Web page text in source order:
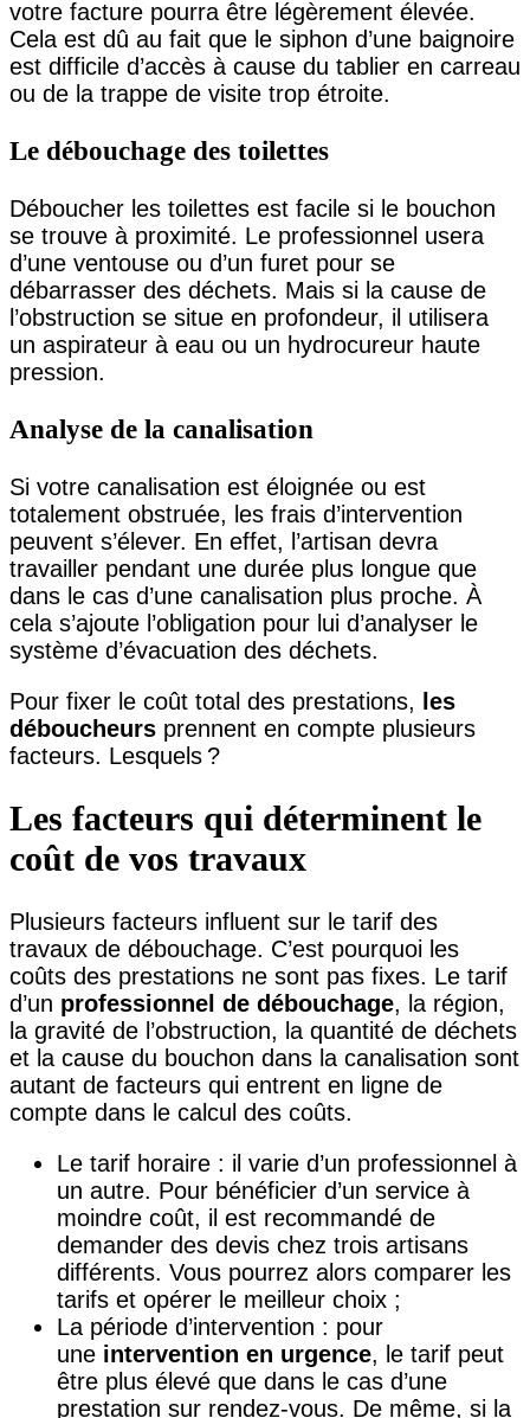
votre facture pourra être légèrement élevée.
Cela est dû au fait que le siphon d’une baignoire
est difficile d’accès à cause du tablier en carreau
ou de la trappe de visite trop étroite.
Le débouchage des toilettes
Déboucher les toilettes est facile si le bouchon
se trouve à proximité. Le professionnel usera
d’une ventouse ou d’un furet pour se
débarrasser des déchets. Mais si la cause de
l’obstruction se situe en profondeur, il utilisera
un aspirateur à eau ou un hydrocureur haute
pression.
Analyse de la canalisation
Si votre canalisation est éloignée ou est
totalement obstruée, les frais d’intervention
peuvent s’élever. En effet, l’artisan devra
travailler pendant une durée plus longue que
dans le cas d’une canalisation plus proche. À
cela s’ajoute l’obligation pour lui d’analyser le
système d’évacuation des déchets.
Pour fixer le coût total des prestations, les
déboucheurs prennent en compte plusieurs
facteurs. Lesquels ?
Les facteurs qui déterminent le
coût de vos travaux
Plusieurs facteurs influent sur le tarif des
travaux de débouchage. C’est pourquoi les
coûts des prestations ne sont pas fixes. Le tarif
d’un professionnel de débouchage, la région,
la gravité de l’obstruction, la quantité de déchets
et la cause du bouchon dans la canalisation sont
autant de facteurs qui entrent en ligne de
compte dans le calcul des coûts.
Le tarif horaire : il varie d’un professionnel à
un autre. Pour bénéficier d’un service à
moindre coût, il est recommandé de
demander des devis chez trois artisans
différents. Vous pourrez alors comparer les
tarifs et opérer le meilleur choix ;
La période d’intervention : pour
une intervention en urgence, le tarif peut
être plus élevé que dans le cas d’une
prestation sur rendez-vous. De même, si la